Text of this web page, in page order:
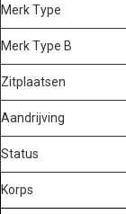
Merk Type
Merk Type B
Zitplaatsen
Aandrijving
Status
Korps